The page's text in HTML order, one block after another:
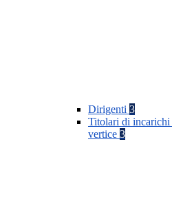
Dirigenti 3
Titolari di
vertice 3